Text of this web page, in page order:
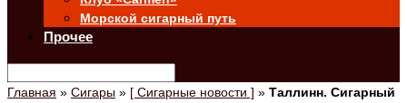
Морской сигарный путь
Прочее
Главная » Сигары » [ Сигарные новости ] » Таллинн. Сигарный